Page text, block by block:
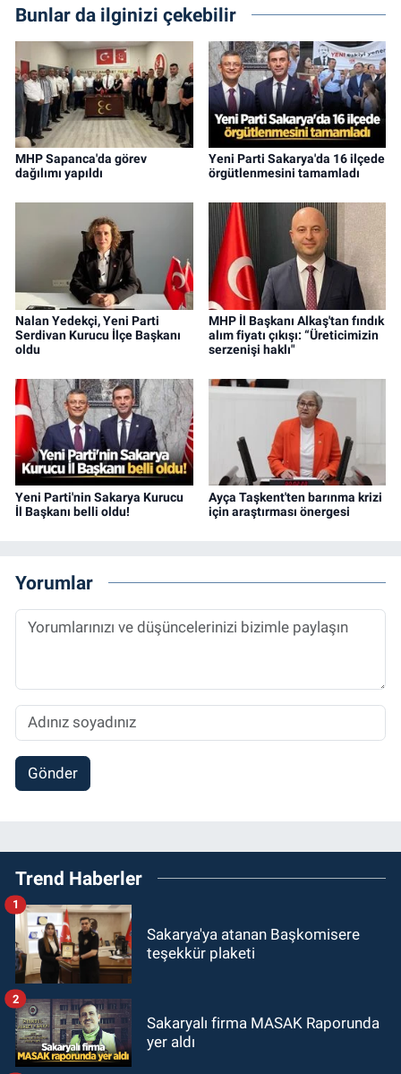
Bunlar da ilginizi çekebilir
MHP Sapanca'da görev
dağılımı yapıldı
Yeni Parti Sakarya'da 16 ilçede
örgütlenmesini tamamladı
Nalan Yedekçi, Yeni Parti
Serdivan Kurucu İlçe Başkanı
oldu
MHP İl Başkanı Alkaş'tan fındık
alım fiyatı çıkışı: “Üreticimizin
serzenişi haklı"
Yeni Parti'nin Sakarya Kurucu
İl Başkanı belli oldu!
Ayça Taşkent'ten barınma krizi
için araştırması önergesi
Yorumlar
Gönder
Trend Haberler
Sakarya'ya atanan Başkomisere
teşekkür plaketi
1
Sakaryalı firma MASAK Raporunda
yer aldı
2